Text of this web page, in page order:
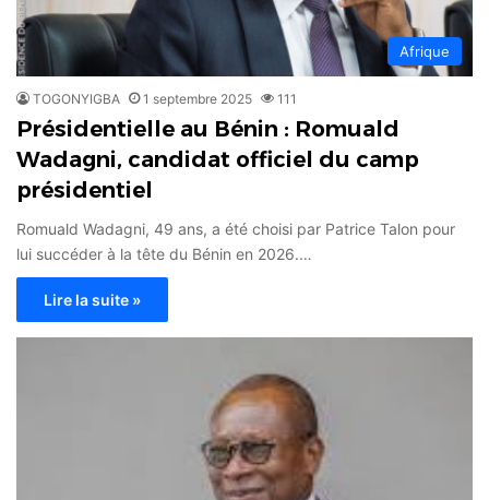
Afrique
TOGONYIGBA 1 septembre 2025 111
Présidentielle au Bénin : Romuald
Wadagni, candidat officiel du camp
présidentiel
Romuald Wadagni, 49 ans, a été choisi par Patrice Talon pour
lui succéder à la tête du Bénin en 2026.…
Lire la suite »